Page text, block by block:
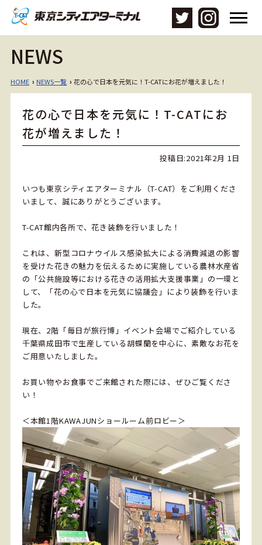
メ
NEWS
HOME › NEWS一覧 ›花の心で日本を元気に！T-CATにお花が増えました！
花の心で日本を元気に！T-CATにお
花が増えました！
投稿日:2021年2月 1日
いつも東京シティエアターミナル（T-CAT）をご利用くださ
いまして、誠にありがとうございます。
T-CAT館内各所で、花き装飾を行いました！
これは、新型コロナウイルス感染拡大による消費減退の影響
を受けた花きの魅力を伝えるために実施している農林水産省
の「公共施設等における花きの活用拡大支援事業」の一環と
して、「花の心で日本を元気に協議会」により装飾を行いま
した。
現在、2階「毎日が旅行博」イベント会場でご紹介している
千葉県成田市で生産している胡蝶蘭を中心に、素敵なお花を
ご用意いたしました。
お買い物やお食事でご来館された際には、ぜひご覧くださ
い！
＜本館1階KAWAJUNショールーム前ロビー＞